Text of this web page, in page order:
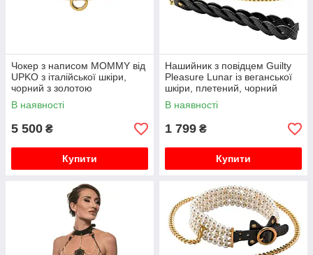
Чокер з написом MOMMY від
UPKO з італійської шкіри,
чорний з золотою
фурнітурою
В наявності
5 500 ₴
Купити
Нашийник з повідцем Guilty
Pleasure Lunar із веганської
шкіри, плетений, чорний
В наявності
1 799 ₴
Купити